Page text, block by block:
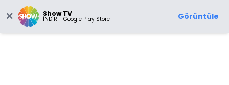
Show TV
İNDİR - Google Play Store Görüntüle